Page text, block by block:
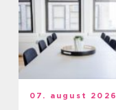
07. august 2026